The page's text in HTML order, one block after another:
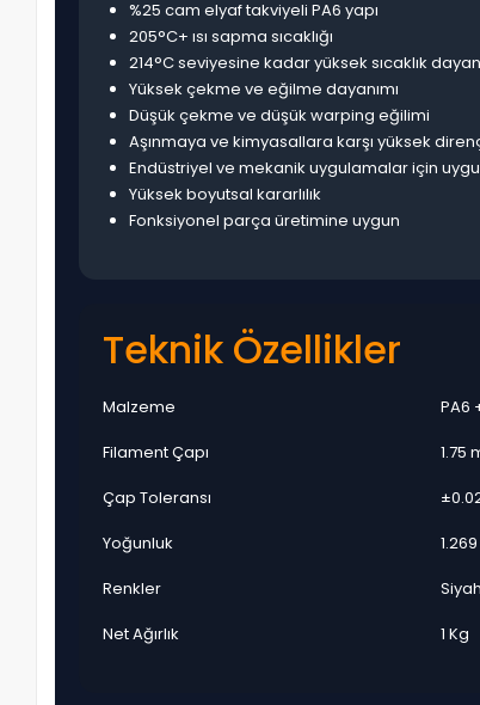
%25 cam elyaf takviyeli PA6 yapı
205°C+ ısı sapma sıcaklığı
214°C seviyesine kadar yüksek sıcaklık
Yüksek çekme ve eğilme dayanımı
Düşük çekme ve düşük warping eğilimi
Aşınmaya ve kimyasallara karşı yüksek
Endüstriyel ve mekanik uygulamalar için
Yüksek boyutsal kararlılık
Fonksiyonel parça üretimine uygun
Teknik Özellikler
Malzeme
PA6
Filament Çapı
1.75
Çap Toleransı
Yoğunluk
Renkler
Net Ağırlık
1 Kg